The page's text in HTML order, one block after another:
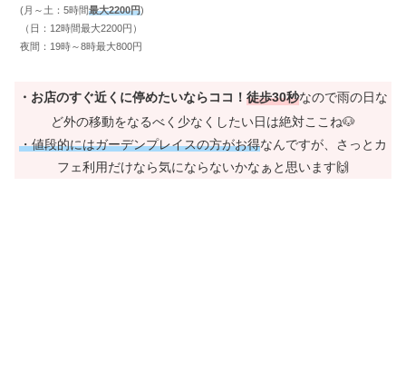
(月～土：5時間最大2200円)
（日：12時間最大2200円）
夜間：19時～8時最大800円
・お店のすぐ近くに停めたいならココ！ 徒歩30秒なので雨の日な
ど外の移動をなるべく少なくしたい日は絶対ここね🐶
・値段的にはガーデンプレイスの方がお得なんですが、さっとカ
フェ利用だけなら気にならないかなぁと思います🙌